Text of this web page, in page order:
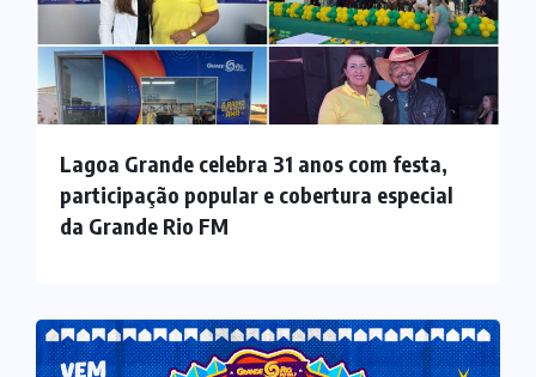
Lagoa Grande celebra 31 anos com festa,
participação popular e cobertura especial
da Grande Rio FM